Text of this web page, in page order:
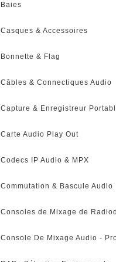
Baies
Casques & Accessoires
Bonnette & Flag
Câbles & Connectiques Audio
Capture & Enregistreur
Carte Audio Play Out
Codecs IP Audio & MPX
Commutation & Bascule Audio
Consoles de Mixage de
Console De Mixage Audio -